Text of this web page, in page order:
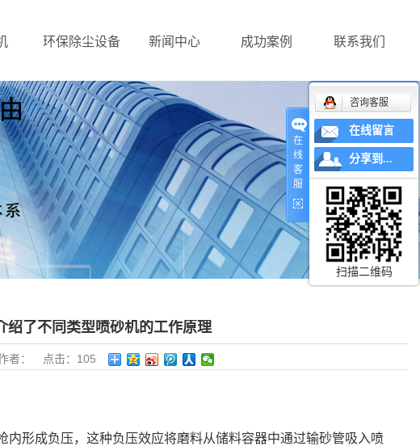
环保除尘设备 新闻中心 成功案例 联系我们
绍了不同类型喷砂机的工作原理
者： 点击： 105
形成负压，这种负压效应将磨料从储料容器中通过输砂管吸入喷
在
线
客
服
咨询客服
在线留言
分享到...
扫描二维码